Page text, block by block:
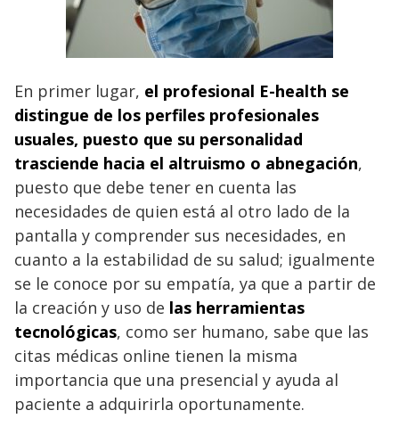
En primer lugar, el profesional E-health se
distingue de los perfiles profesionales
usuales, puesto que su personalidad
trasciende hacia el altruismo o abnegación,
puesto que debe tener en cuenta las
necesidades de quien está al otro lado de la
pantalla y comprender sus necesidades, en
cuanto a la estabilidad de su salud; igualmente
se le conoce por su empatía, ya que a partir de
la creación y uso de las herramientas
tecnológicas, como ser humano, sabe que las
citas médicas online tienen la misma
importancia que una presencial y ayuda al
paciente a adquirirla oportunamente.